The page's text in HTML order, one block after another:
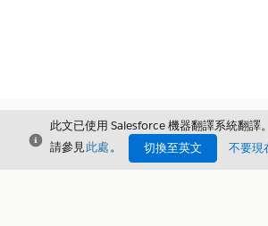
結束
此文已使用 Salesforce 機器翻譯系統翻譯
請參見此處。 切換至英文 不要現